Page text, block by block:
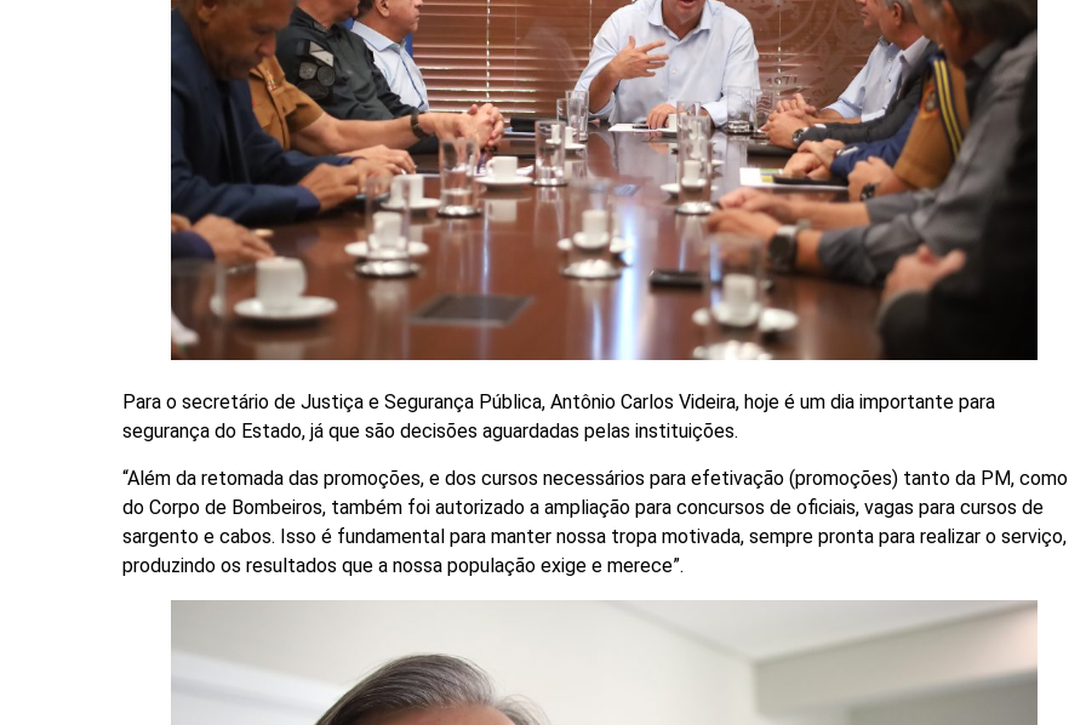
Para o secretário de Justiça e Segurança Pública, Antônio Carlos Videira, hoje é um dia importante para
segurança do Estado, já que são decisões aguardadas pelas instituições.
“Além da retomada das promoções, e dos cursos necessários para efetivação (promoções) tanto da PM, como
do Corpo de Bombeiros, também foi autorizado a ampliação para concursos de oficiais, vagas para cursos de
sargento e cabos. Isso é fundamental para manter nossa tropa motivada, sempre pronta para realizar o serviço,
produzindo os resultados que a nossa população exige e merece”.